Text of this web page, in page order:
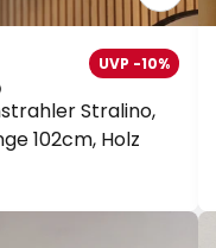
Stralino,
102cm, Holz
UVP -10%